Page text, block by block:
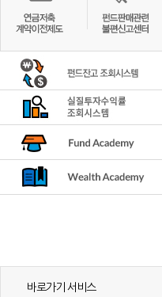
바로가기 서비스